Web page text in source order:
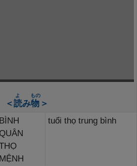
＜読
よ
み物
もの
＞
BÌNH
QUÂN
MỆNH
tuổi thọ trung bình